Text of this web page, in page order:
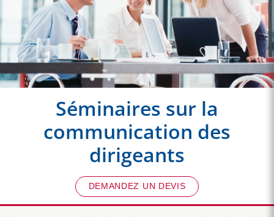
Séminaires sur la
communication des
dirigeants
DEMANDEZ UN DEVIS